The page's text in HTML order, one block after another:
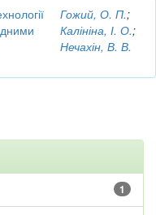
Гожий, О. П.;
Калініна, І. О.;
Нечахін, В. В.
1